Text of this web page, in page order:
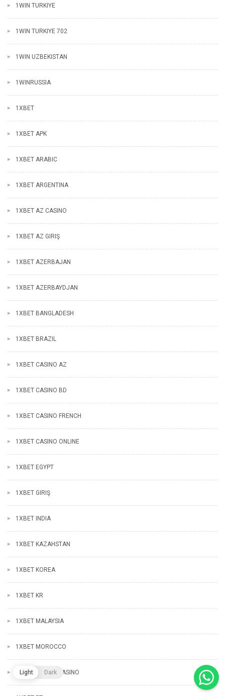
1WIN TURKIYE
1WIN TURKIYE 702
1WIN UZBEKISTAN
1WINRUSSIA
1XBET
1XBET APK
1XBET ARABIC
1XBET ARGENTINA
1XBET AZ CASINO
1XBET AZ GIRIŞ
1XBET AZERBAJAN
1XBET AZERBAYDJAN
1XBET BANGLADESH
1XBET BRAZIL
1XBET CASINO AZ
1XBET CASINO BD
1XBET CASINO FRENCH
1XBET CASINO ONLINE
1XBET EGYPT
1XBET GIRIŞ
1XBET INDIA
1XBET KAZAHSTAN
1XBET KOREA
1XBET KR
1XBET MALAYSIA
1XBET MOROCCO
1XBET ONLINE CASINO
Light Dark